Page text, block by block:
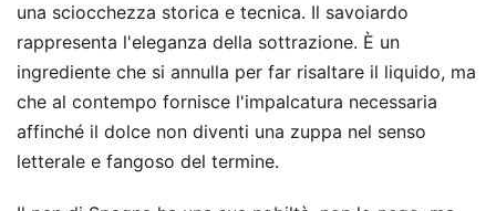
una sciocchezza storica e tecnica. Il savoiardo
rappresenta l'eleganza della sottrazione. È un
ingrediente che si annulla per far risaltare il liquido, ma
che al contempo fornisce l'impalcatura necessaria
affinché il dolce non diventi una zuppa nel senso
letterale e fangoso del termine.